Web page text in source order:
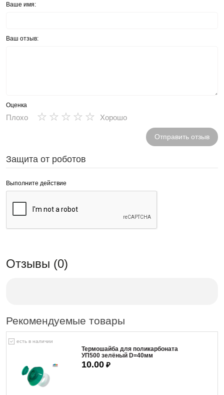
Ваше имя:
Ваш отзыв:
Оценка
Плохо ★
★
★
★
★ Хорошо
Отправить отзыв
Защита от роботов
Выполните действие
Отзывы (0)
Рекомендуемые товары
есть в наличии
Термошайба для поликарбоната
УП500 зелёный D=40мм
10.00 ₽